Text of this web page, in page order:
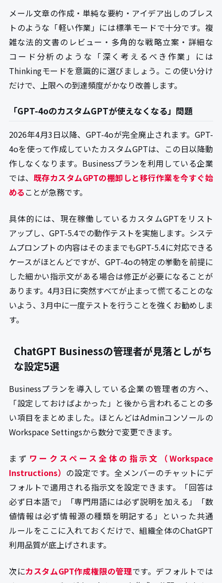
メール文章の作成・単純な要約・アイデア出しのブレス
トのような「軽い作業」には標準モードで十分です。複
雑な法的文書のレビュー・多角的な戦略立案・詳細な
コード分析のような「深く考えるべき作業」には
Thinkingモードを意識的に選びましょう。この使い分け
だけで、上限への到達頻度がかなり改善します。
「GPT-4oのカスタムGPTが使えなくなる」問題
2026年4月3日以降、GPT-4oが完全廃止されます。GPT-
4oを使って作成していたカスタムGPTは、この日以降動
作しなくなります。Businessプランを利用している企業
では、 既存カスタムGPTの棚卸しと移行作業を今すぐ始
めることが急務です。
具体的には、現在稼働しているカスタムGPTをリスト
アップし、GPT-5.4での動作テストを実施します。システ
ムプロンプトの内容はそのままでもGPT-5.4に対応できる
ケースがほとんどですが、GPT-4oの特定の挙動を前提に
した細かい指示文がある場合は修正が必要になることが
あります。4月3日に突然すべてが止まって慌てることのな
いよう、3月中に一度テストを行うことを強くお勧めしま
す。
ChatGPT Businessの管理者が見落としがち
な設定5選
Businessプランを導入している企業の管理者の方へ、
「設定しておけばよかった」と後から言われることの多
い項目をまとめました。ほとんどはAdminコンソールの
Workspace Settingsから数分で変更できます。
まず ワークスペース全体の指示文（Workspace
Instructions） の設定です。全メンバーのチャットにデ
フォルトで適用される指示文を設定できます。「回答は
必ず日本語で」「専門用語には必ず説明を加える」「数
値情報は必ず情報源の種類を明記する」といった共通
ルールをここに入れておくだけで、組織全体のChatGPT
利用品質が底上げされます。
次にカスタムGPT作成権限の管理です。デフォルトでは